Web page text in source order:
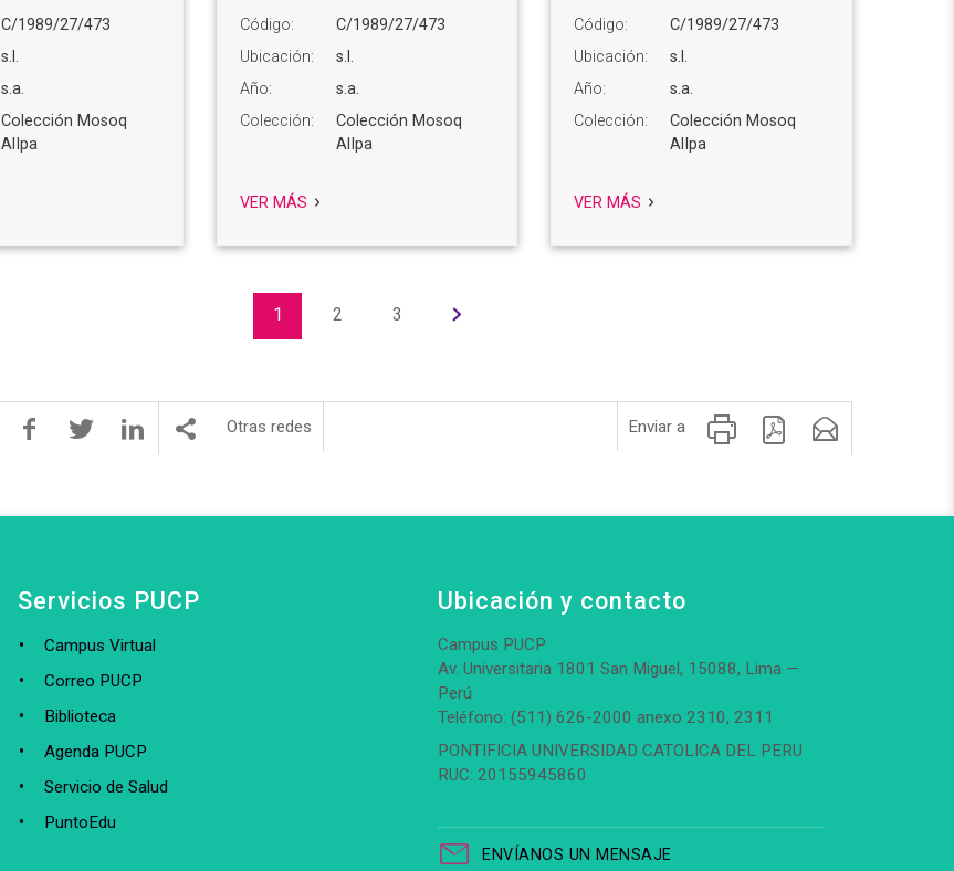
C/1989/27/473
s.l.
s.a.
Colección Mosoq
AlIpa
Código:
C/1989/27/473
Ubicación:
s.l.
Año:
s.a.
Colección:
Colección Mosoq
AlIpa
VER MÁS
Código:
C/1989/27/473
Ubicación:
s.l.
Año:
s.a.
Colección:
Colección Mosoq
AlIpa
VER MÁS
1 2 3
Otras redes Enviar a
Servicios PUCP
Campus Virtual
Correo PUCP
Biblioteca
Agenda PUCP
Servicio de Salud
PuntoEdu
Ubicación y contacto
Campus PUCP
Av. Universitaria 1801 San Miguel, 15088, Lima —
Perú
Teléfono: (511) 626-2000 anexo 2310, 2311
PONTIFICIA UNIVERSIDAD CATOLICA DEL PERU
RUC: 20155945860
ENVÍANOS UN MENSAJE